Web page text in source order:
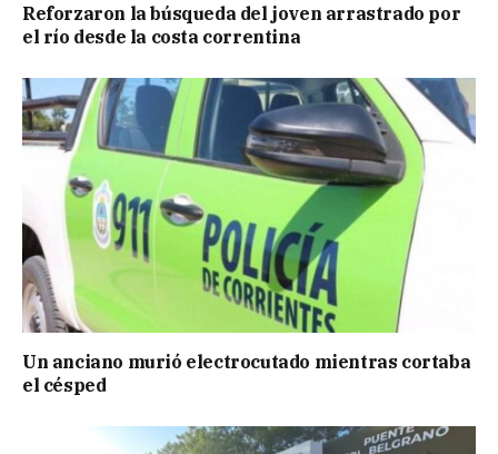
Reforzaron la búsqueda del joven arrastrado por
el río desde la costa correntina
Un anciano murió electrocutado mientras cortaba
el césped